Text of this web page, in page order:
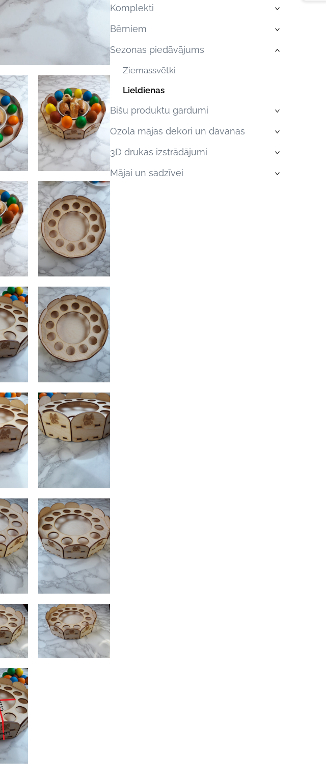
Komplekti ›
Bērniem ›
Sezonas piedāvājums
Ziemassvētki
Lieldienas
›
Bišu produktu gardumi ›
Ozola mājas dekori un dāvanas ›
3D drukas izstrādājumi ›
Mājai un sadzīvei ›